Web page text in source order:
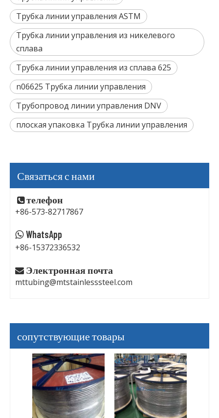
Трубка линии управления ASTM
Трубка линии управления из никелевого
сплава
Трубка линии управления из сплава 625
n06625 Трубка линии управления
Трубопровод линии управления DNV
плоская упаковка Трубка линии управления
Связаться с нами
 телефон
+86-573-82717867
 WhatsApp
+86-15372336532
 Электронная почта
mttubing@mtstainlesssteel.com
сопутствующие товары